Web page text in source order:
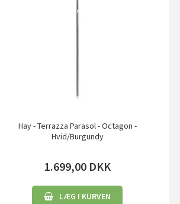
Hay - Terrazza Parasol - Octagon -
Hvid/Burgundy
1.699,00 DKK
LÆG I KURVEN